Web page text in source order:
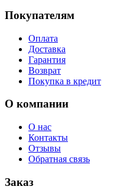
Покупателям
Оплата
Доставка
Гарантия
Возврат
Покупка в кредит
О компании
О нас
Контакты
Отзывы
Обратная связь
Заказ